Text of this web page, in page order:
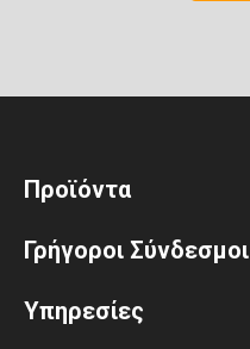
Προϊόντα
Γρήγοροι Σύνδεσμοι
Υπηρεσίες